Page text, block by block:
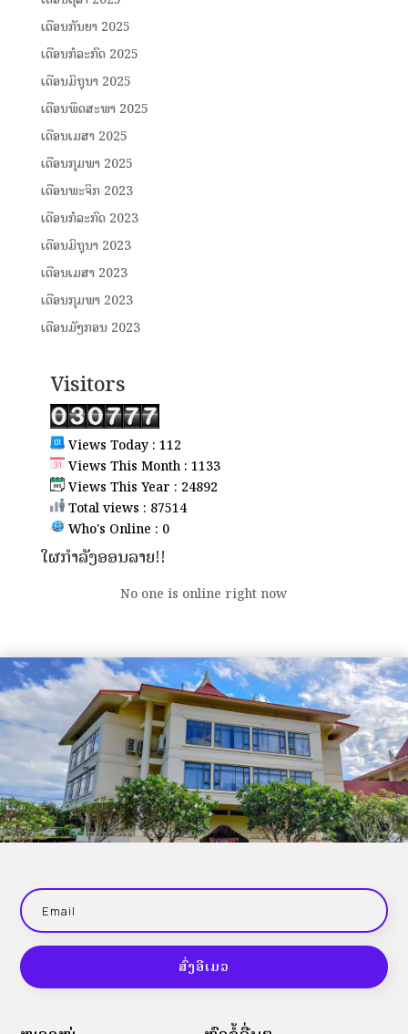
ເດືອນກັນຍາ 2025
ເດືອນກໍລະກົດ 2025
ເດືອນມິຖຸນາ 2025
ເດືອນພຶດສະພາ 2025
ເດືອນເມສາ 2025
ເດືອນກຸມພາ 2025
ເດືອນພະຈິກ 2023
ເດືອນກໍລະກົດ 2023
ເດືອນມິຖຸນາ 2023
ເດືອນເມສາ 2023
ເດືອນກຸມພາ 2023
ເດືອນມັງກອນ 2023
Visitors
Views Today : 112
Views This Month : 1133
Views This Year : 24892
Total views : 87514
Who's Online : 0
ໃຜກຳລັງອອນລາຍ!!
No one is online right now
ສົ່ງອີເມວ